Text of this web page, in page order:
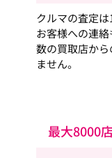
クルマの査定は
お客様への連
数の買取店か
ません。
最大8000